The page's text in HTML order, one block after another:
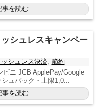
事を読む
シュレスキャンペー
シュレス決済
節約
ビニ JCB ApplePay/Google
ュバック・上限1,0...
事を読む